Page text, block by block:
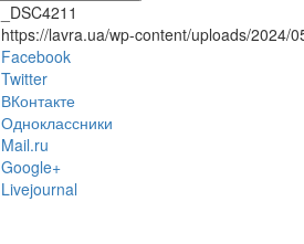
_DSC4211
https://lavra.ua/wp-content/uploads/2024/
Facebook
Twitter
ВКонтакте
Одноклассники
Mail.ru
Google+
Livejournal